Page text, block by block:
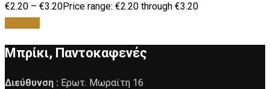
€2.20 – €3.20Price range: €2.20 through €3.20
Μπρίκι, Παντοκαφενές
Διεύθυνση : Ερωτ. Μωραϊτη 16